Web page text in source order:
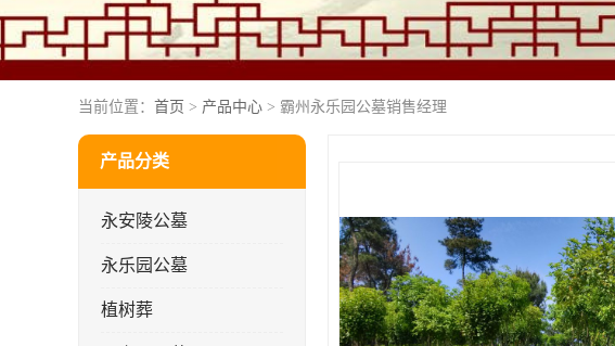
当前位置： 首页 > 产品中心 > 霸州永乐园公墓销售经理
产品分类
永安陵公墓
永乐园公墓
植树葬